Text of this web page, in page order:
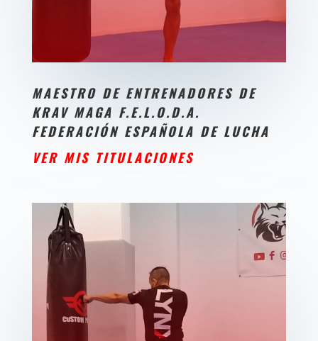
MAESTRO DE ENTRENADORES DE
KRAV MAGA F.E.L.O.D.A.
FEDERACIÓN ESPAÑOLA DE LUCHA
VER MIS TITULACIONES